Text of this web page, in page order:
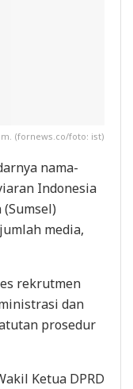
(fornews.co/foto: ist)
nama-
Indonesia
media,
rekrutmen
dan
prosedur
Ketua DPRD